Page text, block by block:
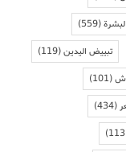
(559)
تبييض اليدين(119)
(101)
(434)